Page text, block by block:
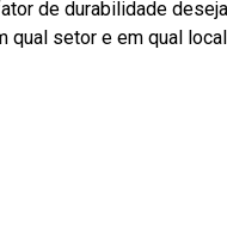
de durabilidade
qual setor e em qual